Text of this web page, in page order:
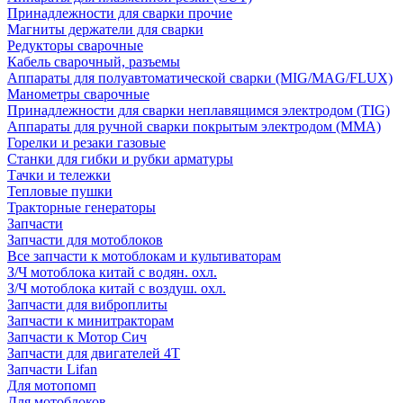
Принадлежности для сварки прочие
Магниты держатели для сварки
Редукторы сварочные
Кабель сварочный, разъемы
Аппараты для полуавтоматической сварки (MIG/MAG/FLUX)
Манометры сварочные
Принадлежности для сварки неплавящимся электродом (TIG)
Аппараты для ручной сварки покрытым электродом (MMA)
Горелки и резаки газовые
Станки для гибки и рубки арматуры
Тачки и тележки
Тепловые пушки
Тракторные генераторы
Запчасти
Запчасти для мотоблоков
Все запчасти к мотоблокам и культиваторам
З/Ч мотоблока китай с водян. охл.
З/Ч мотоблока китай с воздуш. охл.
Запчасти для виброплиты
Запчасти к минитракторам
Запчасти к Мотор Сич
Запчасти для двигателей 4Т
Запчасти Lifan
Для мотопомп